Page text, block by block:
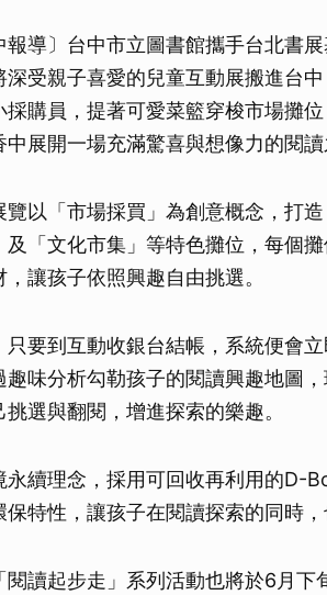
報導〕台中市立圖書館攜手台北書
受親子喜愛的兒童互動展搬進台
採購員，提著可愛菜籃穿梭市場攤
展開一場充滿驚喜與想像力的閱讀
覽以「市場採買」為創意概念，打
及「文化市集」等特色攤位，每個
讓孩子依照興趣自由挑選。
要到互動收銀台結帳，系統便會
味分析勾勒孩子的閱讀興趣地圖
選與翻閱，增進探索的樂趣。
永續理念，採用可回收再利用的D-
特性，讓孩子在閱讀探索的同時，
閱讀起步走」系列活動也將於6月下